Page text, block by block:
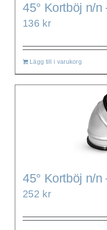
45° Kortböj n/n
136 kr
Lägg till i varukorg
45° Kortböj n/n
252 kr